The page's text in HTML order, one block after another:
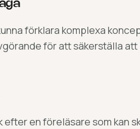
förklara komplexa
för att säkerställa
efter en föreläsare som kan